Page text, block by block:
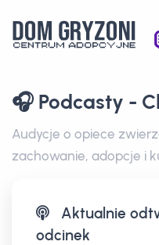
🎧 Podcasty -
Audycje o opiece
zachowanie, adopcje i
Aktualnie
odcinek